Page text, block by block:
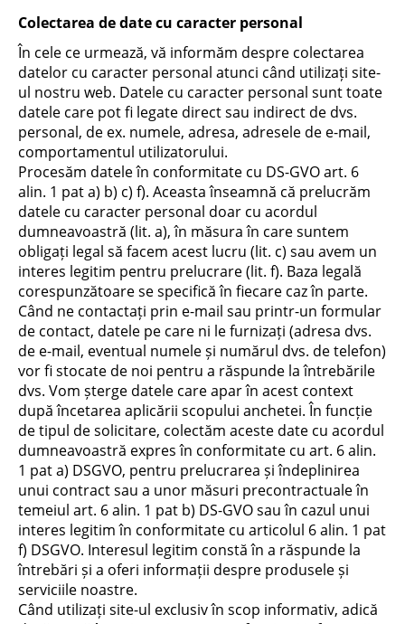
Colectarea de date cu caracter personal
În cele ce urmează, vă informăm despre colectarea
datelor cu caracter personal atunci când utilizați site-
ul nostru web. Datele cu caracter personal sunt toate
datele care pot fi legate direct sau indirect de dvs.
personal, de ex. numele, adresa, adresele de e-mail,
comportamentul utilizatorului.
Procesăm datele în conformitate cu DS-GVO art. 6
alin. 1 pat a) b) c) f). Aceasta înseamnă că prelucrăm
datele cu caracter personal doar cu acordul
dumneavoastră (lit. a), în măsura în care suntem
obligați legal să facem acest lucru (lit. c) sau avem un
interes legitim pentru prelucrare (lit. f). Baza legală
corespunzătoare se specifică în fiecare caz în parte.
Când ne contactați prin e-mail sau printr-un formular
de contact, datele pe care ni le furnizați (adresa dvs.
de e-mail, eventual numele și numărul dvs. de telefon)
vor fi stocate de noi pentru a răspunde la întrebările
dvs. Vom șterge datele care apar în acest context
după încetarea aplicării scopului anchetei. În funcție
de tipul de solicitare, colectăm aceste date cu acordul
dumneavoastră expres în conformitate cu art. 6 alin.
1 pat a) DSGVO, pentru prelucrarea și îndeplinirea
unui contract sau a unor măsuri precontractuale în
temeiul art. 6 alin. 1 pat b) DS-GVO sau în cazul unui
interes legitim în conformitate cu articolul 6 alin. 1 pat
f) DSGVO. Interesul legitim constă în a răspunde la
întrebări și a oferi informații despre produsele și
serviciile noastre.
Când utilizați site-ul exclusiv în scop informativ, adică